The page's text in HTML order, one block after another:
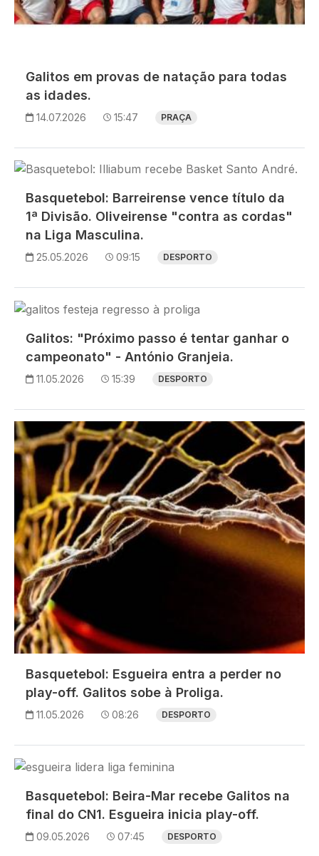
Galitos em provas de natação para todas
as idades.
14.07.2026 15:47 PRAÇA
Imagem
Basquetebol: Barreirense vence título da
1ª Divisão. Oliveirense "contra as cordas"
na Liga Masculina.
25.05.2026 09:15 DESPORTO
Imagem
Galitos: "Próximo passo é tentar ganhar o
campeonato" - António Granjeia.
11.05.2026 15:39 DESPORTO
Imagem
Basquetebol: Esgueira entra a perder no
play-off. Galitos sobe à Proliga.
11.05.2026 08:26 DESPORTO
Imagem
Basquetebol: Beira-Mar recebe Galitos na
final do CN1. Esgueira inicia play-off.
09.05.2026 07:45 DESPORTO